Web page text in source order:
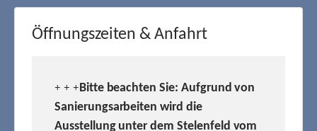
Öffnungszeiten & Anfahrt
+ + +Bitte beachten Sie: Aufgrund von
Sanierungsarbeiten wird die
Ausstellung unter dem Stelenfeld vom